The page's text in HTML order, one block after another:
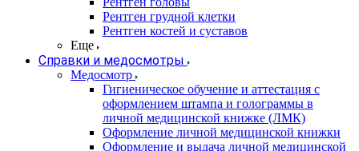
Рентген грудной клетки
Рентген костей и суставов
Еще
Справки и медосмотры
Медосмотр
Гигиеническое обучение и аттестация с
оформлением штампа и голограммы в
личной медицинской книжке (ЛМК)
Оформление личной медицинской книжки
Оформление и выдача личной медицинской